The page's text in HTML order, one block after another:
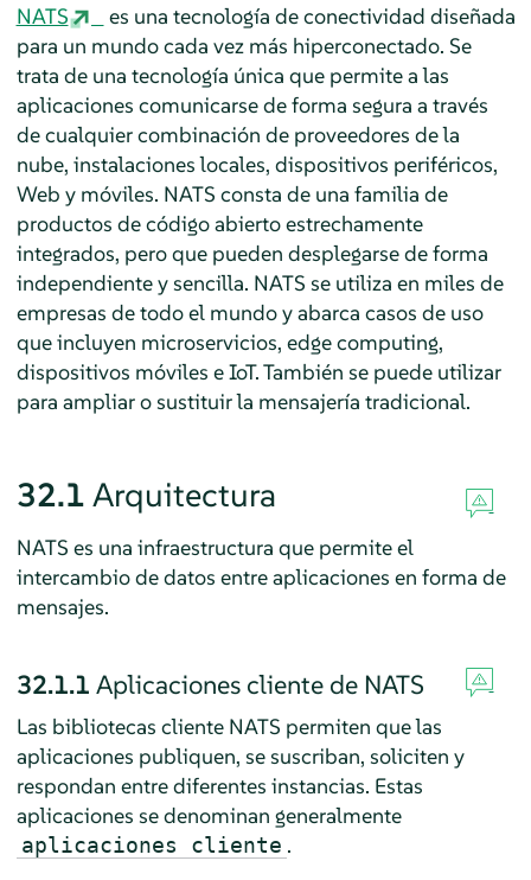
NATS
es una tecnología de conectividad diseñada
para un mundo cada vez más hiperconectado. Se
trata de una tecnología única que permite a las
aplicaciones comunicarse de forma segura a través
de cualquier combinación de proveedores de la
nube, instalaciones locales, dispositivos periféricos,
Web y móviles. NATS consta de una familia de
productos de código abierto estrechamente
integrados, pero que pueden desplegarse de forma
independiente y sencilla. NATS se utiliza en miles de
empresas de todo el mundo y abarca casos de uso
que incluyen microservicios, edge computing,
dispositivos móviles e IoT. También se puede utilizar
para ampliar o sustituir la mensajería tradicional.
32.1 Arquitectura
NATS es una infraestructura que permite el
intercambio de datos entre aplicaciones en forma de
mensajes.
32.1.1 Aplicaciones cliente de NATS
Las bibliotecas cliente NATS permiten que las
aplicaciones publiquen, se suscriban, soliciten y
respondan entre diferentes instancias. Estas
aplicaciones se denominan generalmente
aplicaciones cliente .